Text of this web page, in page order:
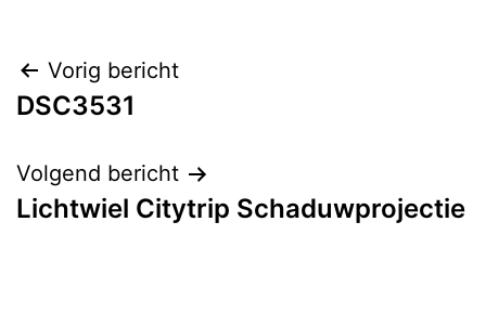
Bericht
navigatie
Vorig bericht
DSC3531
Volgend bericht
Lichtwiel Citytrip Schaduwprojectie